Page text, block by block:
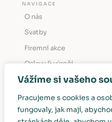
Vážíme si vašeho
Pracujeme s cookies a
fungovaly, jak mají,
NAVIGACE
O nás
Svatby
Firemní akce
Oslavy & výročí
KONTAKT
Držovice č. p. 12
411 45 Úštěk (Ústecký kraj)
info@drzovickastodola.cz